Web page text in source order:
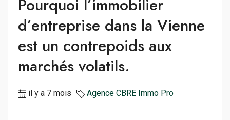
Pourquoi l’immobilier
d’entreprise dans la Vienne
est un contrepoids aux
marchés volatils.
il y a 7 mois Agence CBRE Immo Pro